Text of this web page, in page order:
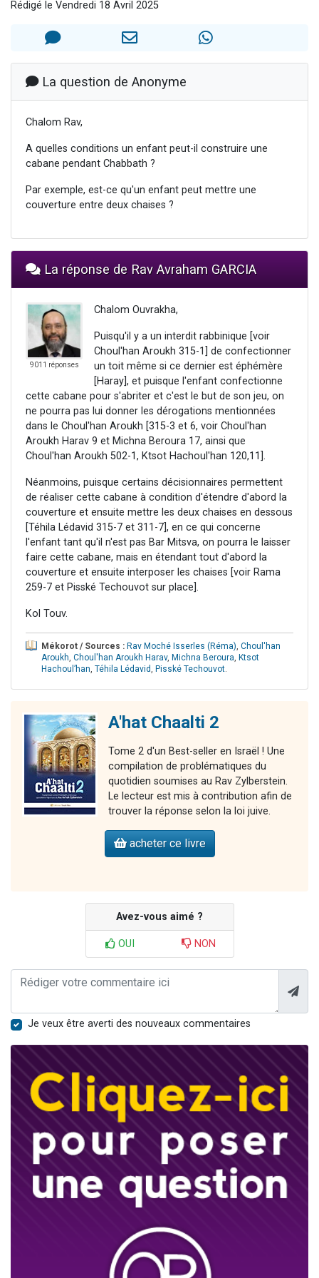
Odaya vient de donner son Maasser
2 personnes viennent de faire un don pour Tsédaka : pauvres d'Israel
Rédigé le Vendredi 18 Avril 2025
La question de Anonyme
Chalom Rav,
A quelles conditions un enfant peut-il construire une
cabane pendant Chabbath ?
Par exemple, est-ce qu'un enfant peut mettre une
couverture entre deux chaises ?
La réponse de Rav Avraham GARCIA
9011 réponses
Chalom Ouvrakha,
Puisqu'il y a un interdit rabbinique [voir
Choul'han Aroukh 315-1] de confectionner
un toit même si ce dernier est éphémère
[Haray], et puisque l'enfant confectionne
cette cabane pour s'abriter et c'est le but de son jeu, on
ne pourra pas lui donner les dérogations mentionnées
dans le Choul'han Aroukh [315-3 et 6, voir Choul'han
Aroukh Harav 9 et Michna Beroura 17, ainsi que
Choul'han Aroukh 502-1, Ktsot Hachoul'han 120,11].
Néanmoins, puisque certains décisionnaires permettent
de réaliser cette cabane à condition d'étendre d'abord la
couverture et ensuite mettre les deux chaises en dessous
[Téhila Lédavid 315-7 et 311-7], en ce qui concerne
l'enfant tant qu'il n'est pas Bar Mitsva, on pourra le laisser
faire cette cabane, mais en étendant tout d'abord la
couverture et ensuite interposer les chaises [voir Rama
259-7 et Pisské Techouvot sur place].
Kol Touv.
Mékorot / Sources : Rav Moché Isserles (Réma), Choul'han
Aroukh, Choul'han Aroukh Harav, Michna Beroura, Ktsot
Hachoul’han, Téhila Lédavid, Pisské Techouvot.
A'hat Chaalti 2
Tome 2 d'un Best-seller en Israël ! Une
compilation de problématiques du
quotidien soumises au Rav Zylberstein.
Le lecteur est mis à contribution afin de
trouver la réponse selon la loi juive.
acheter ce livre
Avez-vous aimé ?
OUI NON
Je veux être averti des nouveaux commentaires